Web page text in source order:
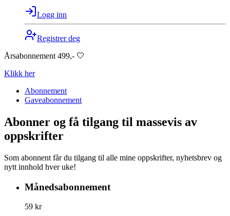
Logg inn
Registrer deg
Årsabonnement 499,- 🤍
Klikk her
Abonnement
Gaveabonnement
Abonner og få tilgang til massevis av
oppskrifter
Som abonnent får du tilgang til alle mine oppskrifter, nyhetsbrev og
nytt innhold hver uke!
Månedsabonnement
59 kr